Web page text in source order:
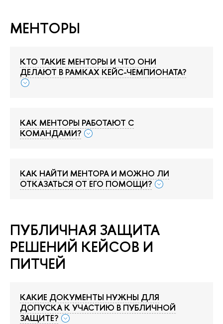
МЕНТОРЫ
КТО ТАКИЕ МЕНТОРЫ И ЧТО ОНИ
ДЕЛАЮТ В РАМКАХ КЕЙС-ЧЕМПИОНАТА?
КАК МЕНТОРЫ РАБОТАЮТ С
КОМАНДАМИ?
КАК НАЙТИ МЕНТОРА И МОЖНО ЛИ
ОТКАЗАТЬСЯ ОТ ЕГО ПОМОЩИ?
ПУБЛИЧНАЯ ЗАЩИТА
РЕШЕНИЙ КЕЙСОВ И
ПИТЧЕЙ
КАКИЕ ДОКУМЕНТЫ НУЖНЫ ДЛЯ
ДОПУСКА К УЧАСТИЮ В ПУБЛИЧНОЙ
ЗАЩИТЕ?